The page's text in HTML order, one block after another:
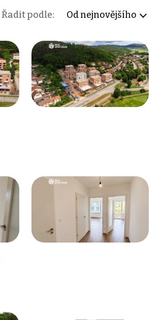
Řadit podle: Od nejnovějšího